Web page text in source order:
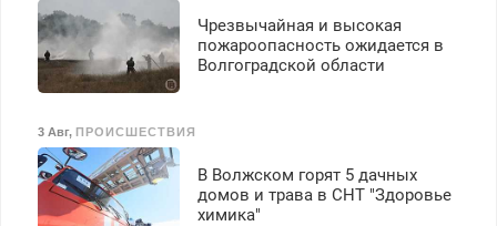
Чрезвычайная и высокая
пожароопасность ожидается в
Волгоградской области
3 Авг, ПРОИСШЕСТВИЯ
В Волжском горят 5 дачных
домов и трава в СНТ "Здоровье
химика"